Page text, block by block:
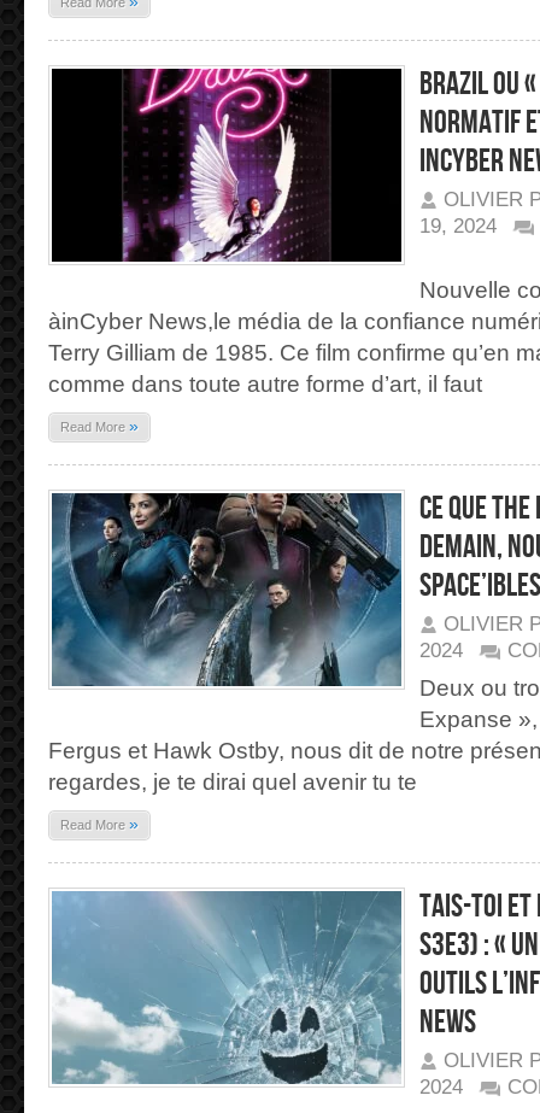
Brazil ou
normatif
inCyber
OLIVIER
19, 2024
« DE
LA
LUTTE
ENTRE
LE
NORMATIF
ET
LE
Nouvelle
àinCyber News,le média de la confiance
Terry Gilliam de 1985. Ce film confirme qu’en
comme dans toute autre forme d’art, il faut
Read More »
Ce que
demain,
OLIVIER
2024
Deux ou
Expanse
Fergus et Hawk Ostby, nous dit de notre
regardes, je te dirai quel avenir tu te
Read More »
Tais-toi
S3E3) : «
outils
News
OLIVIER
2024